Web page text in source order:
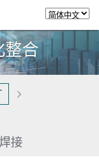
整合
接